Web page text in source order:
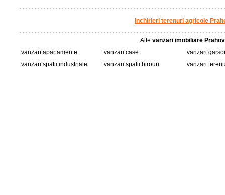
Inchirieri terenuri agricole
Alte vanzari imobiliare
vanzari apartamente
vanzari case
vanzari
vanzari spatii industriale
vanzari spatii birouri vanzari